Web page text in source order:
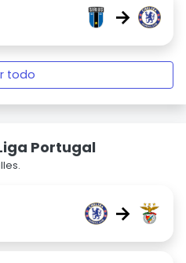
→
todo
Portugal
→